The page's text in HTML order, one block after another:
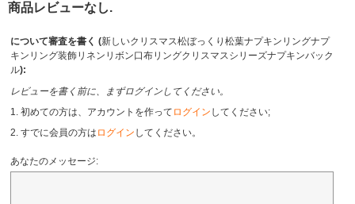
商品レビューなし.
について審査を書く (新しいクリスマス松ぼっくり松葉ナプキンリングナプ
キンリング装飾リネンリボン口布リングクリスマスシリーズナプキンバック
ル):
レビューを書く前に、まずログインしてください。
1. 初めての方は、アカウントを作って ログイン してください;
2. すでに会員の方は ログイン してください。
あなたのメッセージ: